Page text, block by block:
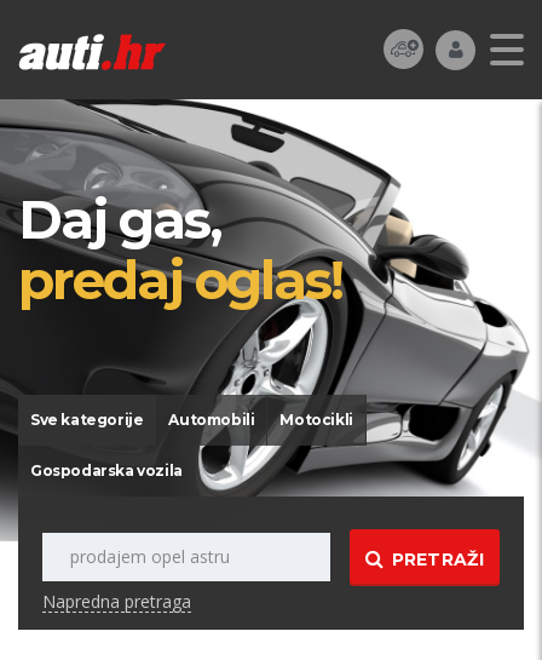
Daj gas,
predaj oglas!
Sve kategorije Automobili Motocikli
Gospodarska vozila
PRETRAŽI
Napredna pretraga